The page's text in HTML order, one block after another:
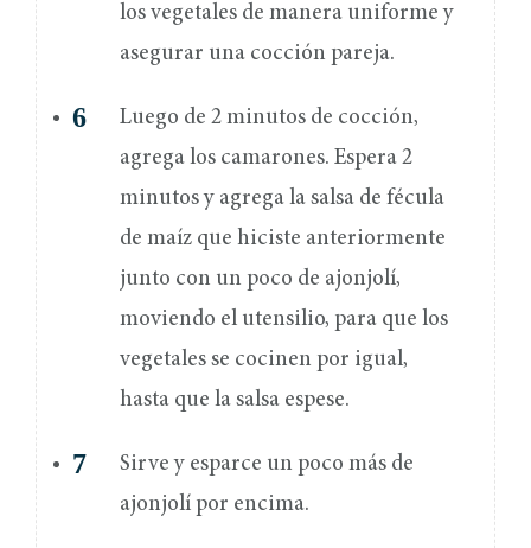
los vegetales de manera uniforme y
asegurar una cocción pareja.
Luego de 2 minutos de cocción,
agrega los camarones. Espera 2
minutos y agrega la salsa de fécula
de maíz que hiciste anteriormente
junto con un poco de ajonjolí,
moviendo el utensilio, para que los
vegetales se cocinen por igual,
hasta que la salsa espese.
Sirve y esparce un poco más de
ajonjolí por encima.